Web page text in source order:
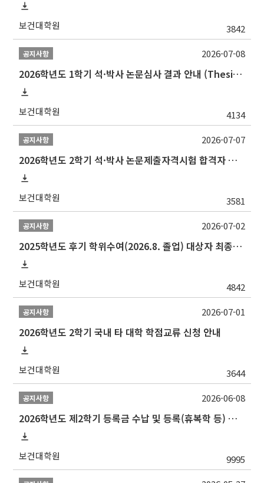
보건대학원 3842
공지사항
2026학년도 1학기 석·박사 논문심사 결과 안내 (Thesis Defense Result)
보건대학원 4134
2026-07-08
공지사항
2026학년도 2학기 석·박사 논문제출자격시험 합격자 공고(TSQ Exam Result)
보건대학원 3581
2026-07-07
공지사항
2025학년도 후기 학위수여(2026.8. 졸업) 대상자 최종인준 논문 제출 안내
보건대학원 4842
2026-07-02
공지사항
2026학년도 2학기 국내 타 대학 학점교류 신청 안내
보건대학원 3644
2026-07-01
공지사항
2026학년도 제2학기 등록금 수납 및 등록(휴복학 등) 일정 안내
보건대학원 9995
2026-06-08